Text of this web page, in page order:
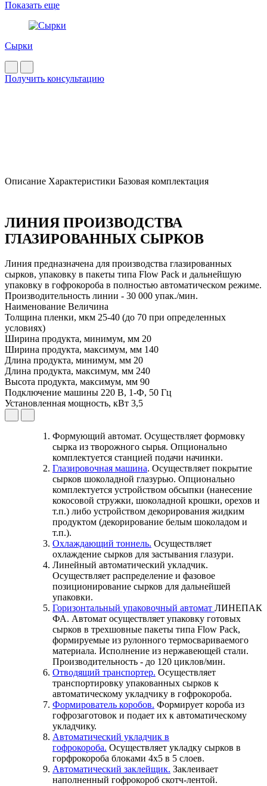
Показать еще
Сырки
Получить консультацию
Описание Характеристики Базовая комплектация
ЛИНИЯ ПРОИЗВОДСТВА
ГЛАЗИРОВАННЫХ СЫРКОВ
Линия предназначена для производства глазированных
сырков, упаковку в пакеты типа Flow Pack и дальнейшую
упаковку в гофрокороба в полностью автоматическом режиме.
Производительность линии - 30 000 упак./мин.
Наименование Величина
Толщина пленки, мкм 25-40 (до 70 при определенных
условиях)
Ширина продукта, минимум, мм 20
Ширина продукта, максимум, мм 140
Длина продукта, минимум, мм 20
Длина продукта, максимум, мм 240
Высота продукта, максимум, мм 90
Подключение машины 220 В, 1-Ф, 50 Гц
Установленная мощность, кВт 3,5
Формующий автомат. Осуществляет формовку
сырка из творожного сырья. Опционально
комплектуется станцией подачи начинки.
Глазировочная машина. Осуществляет покрытие
сырков шоколадной глазурью. Опционально
комплектуется устройством обсыпки (нанесение
кокосовой стружки, шоколадной крошки, орехов и
т.п.) либо устройством декорирования жидким
продуктом (декорирование белым шоколадом и
т.п.).
Охлаждающий тоннель. Осуществляет
охлаждение сырков для застывания глазури.
Линейный автоматический укладчик.
Осуществляет распределение и фазовое
позиционирование сырков для дальнейшей
упаковки.
Горизонтальный упаковочный автомат ЛИНЕПАК
ФА. Автомат осуществляет упаковку готовых
сырков в трехшовные пакеты типа Flow Pack,
формируемые из рулонного термосвариваемого
материала. Исполнение из нержавеющей стали.
Производительность - до 120 циклов/мин.
Отводящий транспортер. Осуществляет
транспортировку упакованных сырков к
автоматическому укладчику в гофрокороба.
Формирователь коробов. Формирует короба из
гофрозаготовок и подает их к автоматическому
укладчику.
Автоматический укладчик в
гофрокороба. Осуществляет укладку сырков в
горфрокороба блоками 4х5 в 5 слоев.
Автоматический заклейщик. Заклеивает
наполненный гофрокороб скотч-лентой.